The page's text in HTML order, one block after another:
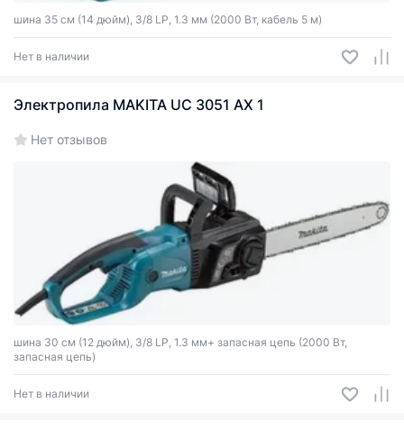
шина 35 см (14 дюйм), 3/8 LP, 1.3 мм (2000 Вт, кабель 5 м)
Нет в наличии
Электропила MAKITA UC 3051 AX 1
Нет отзывов
шина 30 см (12 дюйм), 3/8 LP, 1.3 мм+ запасная цепь (2000 Вт,
запасная цепь)
Нет в наличии